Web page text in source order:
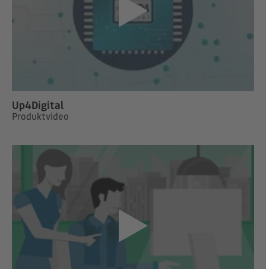
Up4Digital
Produktvideo